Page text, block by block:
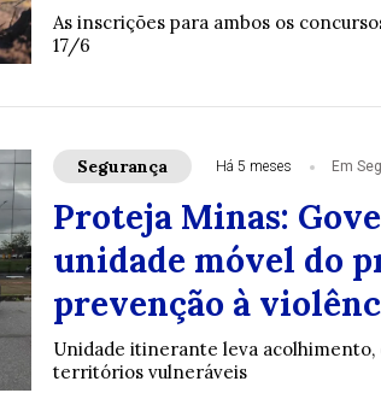
As inscrições para ambos os
17/6
Segurança Há 5 meses Em
Proteja Minas:
unidade móvel do
prevenção à
Unidade itinerante leva
territórios vulneráveis